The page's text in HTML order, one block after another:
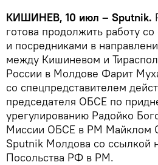
КИШИНЕВ, 10 июл – Sputnik.
готова продолжить работу
и посредниками в
между Кишиневом и
России в Молдове Фарит
со спецпредставителем
председателя ОБСЕ по
урегулированию Радойко
Миссии ОБСЕ в РМ Майклом
Sputnik Молдова со ссылкой
Посольства РФ в РМ.